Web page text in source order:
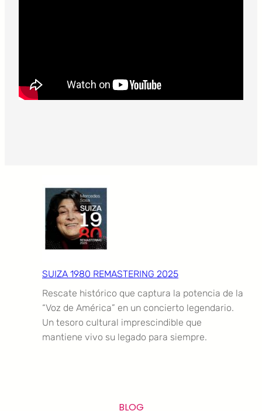
SUIZA 1980 REMASTERING 2025
Rescate histórico que captura la potencia de la
“Voz de América” en un concierto legendario.
Un tesoro cultural imprescindible que
mantiene vivo su legado para siempre.
BLOG